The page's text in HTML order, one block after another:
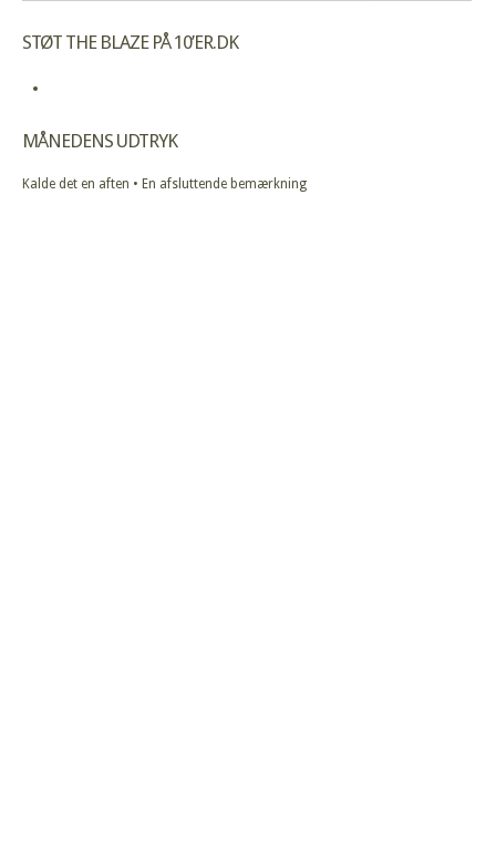
STØT THE BLAZE PÅ 10’ER.DK
MÅNEDENS UDTRYK
Kalde det en aften • En afsluttende bemærkning